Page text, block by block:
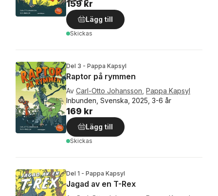
159 kr
Lägg till
Skickas
Del 3 - Pappa Kapsyl
Raptor på rymmen
Av Carl-Otto Johansson Pappa Kapsyl
Inbunden, Svenska, 2025, 3-6 år
169 kr
Lägg till
Skickas
Del 1 - Pappa Kapsyl
Jagad av en T-Rex